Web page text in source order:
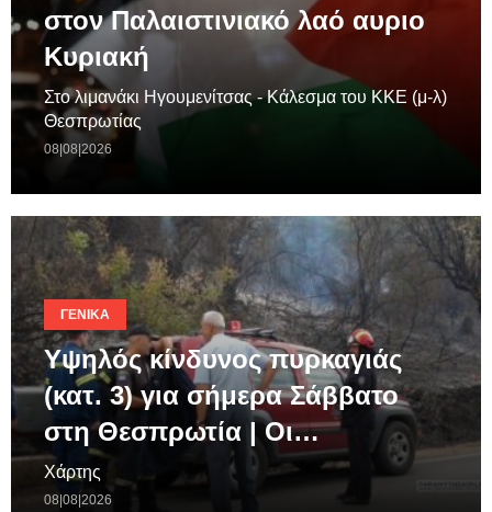
στον Παλαιστινιακό λαό αυριο
Κυριακή
Στο λιμανάκι Ηγουμενίτσας - Κάλεσμα του ΚΚΕ (μ-λ)
Θεσπρωτίας
08|08|2026
ΓΕΝΙΚΆ
Υψηλός κίνδυνος πυρκαγιάς
(κατ. 3) για σήμερα Σάββατο
στη Θεσπρωτία | Οι…
Χάρτης
08|08|2026